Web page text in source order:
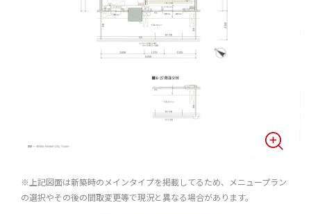
※上記図面は新築時のメインタイプを掲載してるため、メニュープラン
の選択やその後の間取変更等で現況と異なる場合があります。